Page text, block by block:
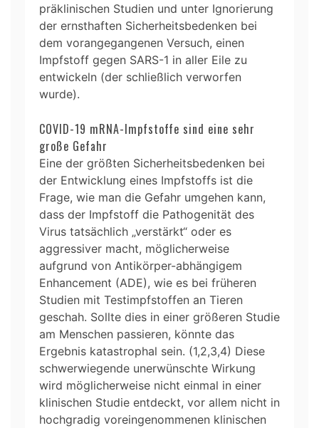
präklinischen Studien und unter Ignorierung
der ernsthaften Sicherheitsbedenken bei
dem vorangegangenen Versuch, einen
Impfstoff gegen SARS-1 in aller Eile zu
entwickeln (der schließlich verworfen
wurde).
COVID-19 mRNA-Impfstoffe sind eine sehr
große Gefahr
Eine der größten Sicherheitsbedenken bei
der Entwicklung eines Impfstoffs ist die
Frage, wie man die Gefahr umgehen kann,
dass der Impfstoff die Pathogenität des
Virus tatsächlich „verstärkt“ oder es
aggressiver macht, möglicherweise
aufgrund von Antikörper-abhängigem
Enhancement (ADE), wie es bei früheren
Studien mit Testimpfstoffen an Tieren
geschah. Sollte dies in einer größeren Studie
am Menschen passieren, könnte das
Ergebnis katastrophal sein. (1,2,3,4) Diese
schwerwiegende unerwünschte Wirkung
wird möglicherweise nicht einmal in einer
klinischen Studie entdeckt, vor allem nicht in
hochgradig voreingenommenen klinischen